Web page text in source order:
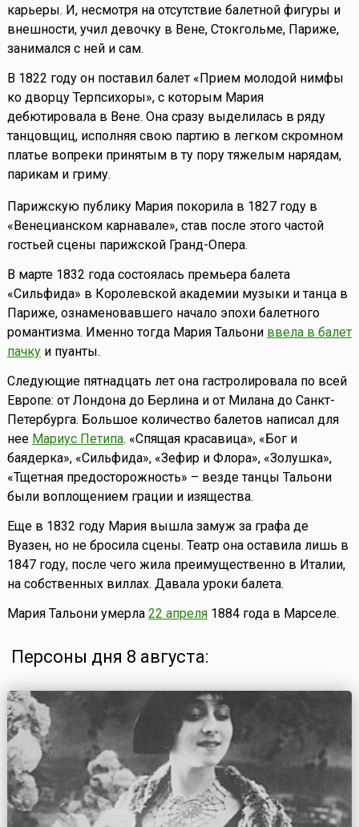
карьеры. И, несмотря на отсутствие балетной фигуры и
внешности, учил девочку в Вене, Стокгольме, Париже,
занимался с ней и сам.
В 1822 году он поставил балет «Прием молодой нимфы
ко дворцу Терпсихоры», с которым Мария
дебютировала в Вене. Она сразу выделилась в ряду
танцовщиц, исполняя свою партию в легком скромном
платье вопреки принятым в ту пору тяжелым нарядам,
парикам и гриму.
Парижскую публику Мария покорила в 1827 году в
«Венецианском карнавале», став после этого частой
гостьей сцены парижской Гранд-Опера.
В марте 1832 года состоялась премьера балета
«Сильфида» в Королевской академии музыки и танца в
Париже, ознаменовавшего начало эпохи балетного
романтизма. Именно тогда Мария Тальони ввела в балет
пачкуи пуанты.
Следующие пятнадцать лет она гастролировала по всей
Европе: от Лондона до Берлина и от Милана до Санкт-
Петербурга. Большое количество балетов написал для
нее Мариус Петипа. «Спящая красавица», «Бог и
баядерка», «Сильфида», «Зефир и Флора», «Золушка»,
«Тщетная предосторожность» – везде танцы Тальони
были воплощением грации и изящества.
Еще в 1832 году Мария вышла замуж за графа де
Вуазен, но не бросила сцены. Театр она оставила лишь в
1847 году, после чего жила преимущественно в Италии,
на собственных виллах. Давала уроки балета.
Мария Тальони умерла 22 апреля1884 года в Марселе.
Персоны дня 8 августа: